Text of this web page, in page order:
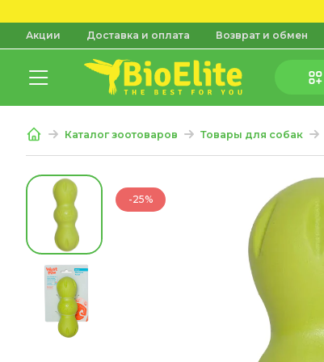
Акции Доставка и оплата Возврат и обмен
Каталог зоотоваров Товары для собак
-25%